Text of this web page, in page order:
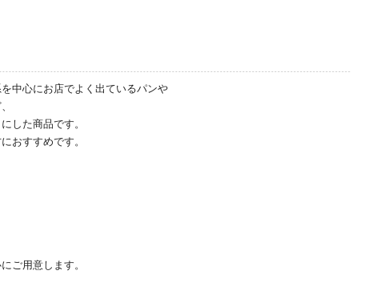
中心にお店でよく出ているパンや
した商品です。
おすすめです。
ご用意します。